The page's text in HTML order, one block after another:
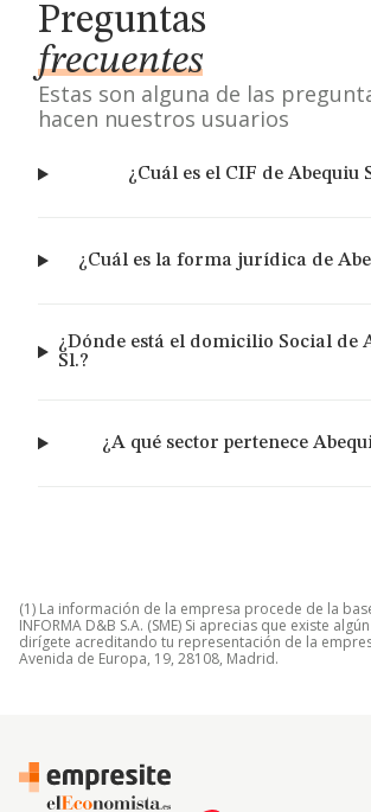
Preguntas
frecuentes
Estas son alguna de las
hacen nuestros usuarios
¿Cuál es el CIF de Abequiu
¿Cuál es la forma jurídica de
¿Dónde está el domicilio Social de
Sl.?
¿A qué sector pertenece
(1) La información de la empresa procede de la
INFORMA D&B S.A. (SME) Si aprecias que existe
dirígete acreditando tu representación de la
Avenida de Europa, 19, 28108, Madrid.